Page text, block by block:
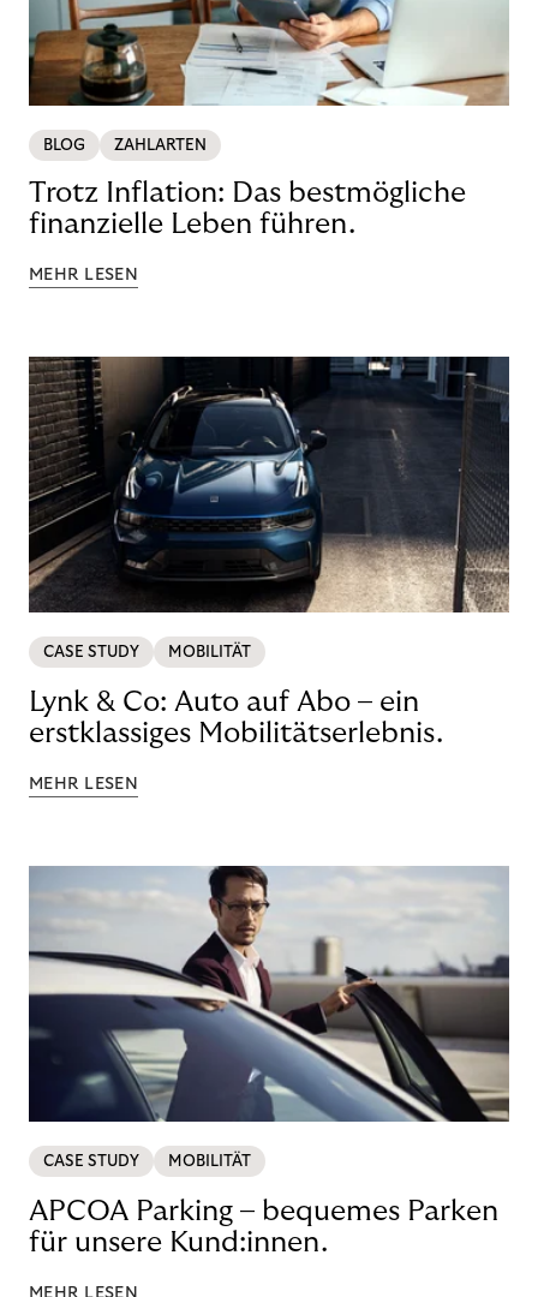
BLOG ZAHLARTEN
Trotz Inflation: Das bestmögliche
finanzielle Leben führen.
MEHR LESEN
CASE STUDY MOBILITÄT
Lynk & Co: Auto auf Abo – ein
erstklassiges Mobilitätserlebnis.
MEHR LESEN
CASE STUDY MOBILITÄT
APCOA Parking – bequemes Parken
für unsere Kund:innen.
MEHR LESEN